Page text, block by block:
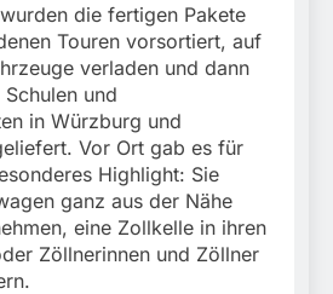
die fertigen Pakete
Touren vorsortiert, auf
verladen und dann
und
in Würzburg und
Vor Ort gab es für
Highlight: Sie
ganz aus der Nähe
eine Zollkelle in ihren
Zöllnerinnen und Zöllner